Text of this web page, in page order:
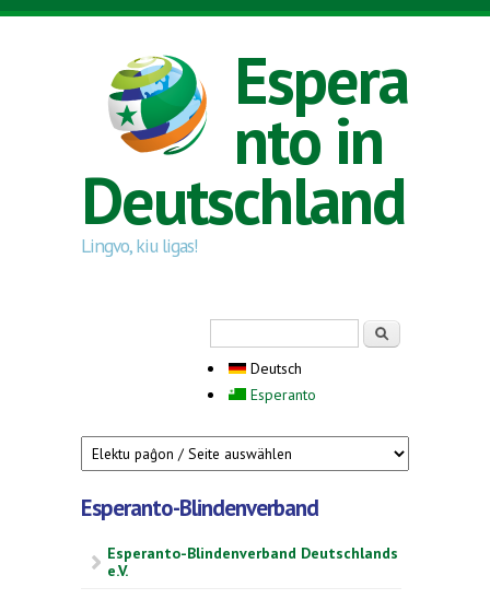
Direkt zum Inhalt
Espera
nto in
Deutschland
Lingvo, kiu ligas!
Deutsch
Esperanto
Esperanto-Blindenverband
Esperanto-Blindenverband Deutschlands
e.V.